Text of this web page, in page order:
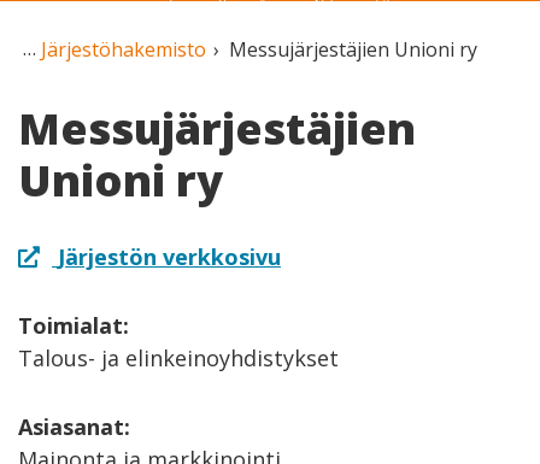
Järjestöhakemisto Messujärjestäjien Unioni ry
Messujärjestäjien
Unioni ry
Järjestön verkkosivu
Toimialat:
Talous- ja elinkeinoyhdistykset
Asiasanat: